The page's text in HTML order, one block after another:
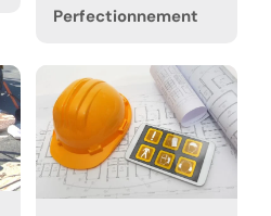
Perfectionnement